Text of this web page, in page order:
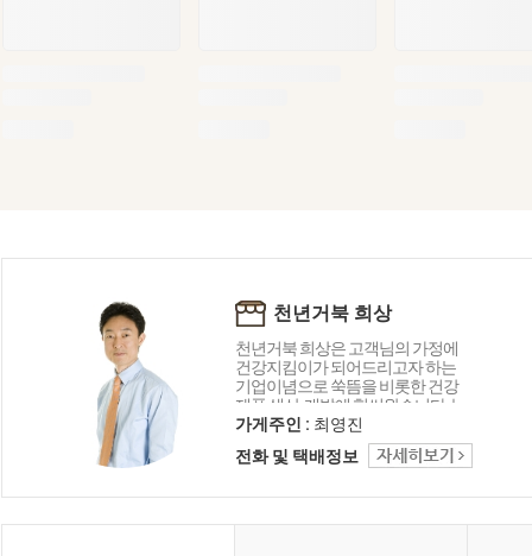
천년거북 희상
천년거북 희상은 고객님의 가정에
건강지킴이가 되어드리고자 하는
기업이념으로 쑥뜸을 비롯한 건강
제품 생산, 개발에 힘써왔습니다. 늘
처음처럼 정직하고 진지하게 고객
님의 말씀에 귀 기울이고 끊임없이
혁신하고 노력하는 기업이 되겠습
가게주인 : 최영진
전화 및 택배정보